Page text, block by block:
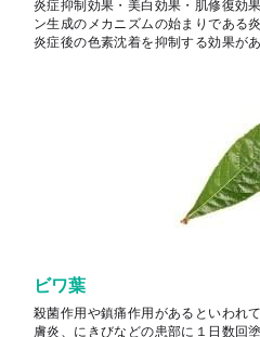
炎症抑制効果・美白効果・肌修復効
ン生成のメカニズムの始まりである
炎症後の色素沈着を抑制する効果があ
ビワ葉
殺菌作用や鎮痛作用があるといわれ
膚炎、にきびなどの患部に１日数回